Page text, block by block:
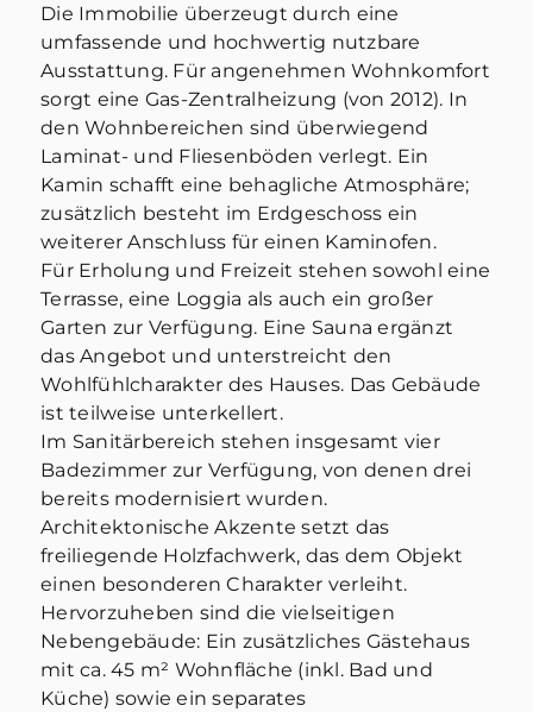
Die Immobilie überzeugt durch eine
umfassende und hochwertig nutzbare
Ausstattung. Für angenehmen Wohnkomfort
sorgt eine Gas-Zentralheizung (von 2012). In
den Wohnbereichen sind überwiegend
Laminat- und Fliesenböden verlegt. Ein
Kamin schafft eine behagliche Atmosphäre;
zusätzlich besteht im Erdgeschoss ein
weiterer Anschluss für einen Kaminofen.
Für Erholung und Freizeit stehen sowohl eine
Terrasse, eine Loggia als auch ein großer
Garten zur Verfügung. Eine Sauna ergänzt
das Angebot und unterstreicht den
Wohlfühlcharakter des Hauses. Das Gebäude
ist teilweise unterkellert.
Im Sanitärbereich stehen insgesamt vier
Badezimmer zur Verfügung, von denen drei
bereits modernisiert wurden.
Architektonische Akzente setzt das
freiliegende Holzfachwerk, das dem Objekt
einen besonderen Charakter verleiht.
Hervorzuheben sind die vielseitigen
Nebengebäude: Ein zusätzliches Gästehaus
mit ca. 45 m² Wohnfläche (inkl. Bad und
Küche) sowie ein separates